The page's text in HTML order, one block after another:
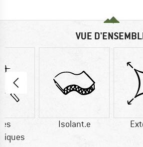
VUE
Isolant.e